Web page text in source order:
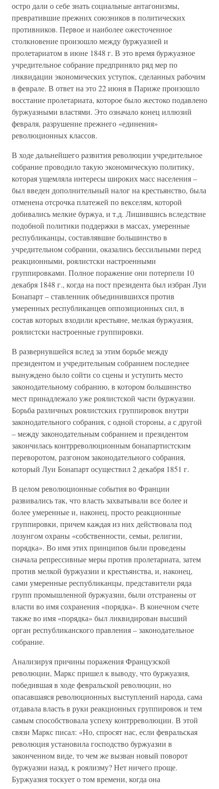
остро дали о себе знать социальные антагонизмы,
превратившие прежних союзников в политических
противников. Первое и наиболее ожесточенное
столкновение произошло между буржуазией и
пролетариатом в июне 1848 г. В это время буржуазное
учредительное собрание предприняло ряд мер по
ликвидации экономических уступок, сделанных рабочим
в феврале. В ответ на это 22 июня в Париже произошло
восстание пролетариата, которое было жестоко подавлено
буржуазными властями. Это означало конец иллюзий
февраля, разрушение прежнего «единения»
революционных классов.
В ходе дальнейшего развития революции учредительное
собрание проводило такую экономическую политику,
которая ущемляла интересы широких масс населения –
был введен дополнительный налог на крестьянство, была
отменена отсрочка платежей по векселям, которой
добивались мелкие буржуа, и т.д. Лишившись вследствие
подобной политики поддержки в массах, умеренные
республиканцы, составлявшие большинство в
учредительном собрании, оказались бессильными перед
реакционными, роялистски настроенными
группировками. Полное поражение они потерпели 10
декабря 1848 г., когда на пост президента был избран Луи
Бонапарт – ставленник объединившихся против
умеренных республиканцев оппозиционных сил, в
состав которых входили крестьяне, мелкая буржуазия,
роялистски настроенные группировки.
В развернувшейся вслед за этим борьбе между
президентом и учредительным собранием последнее
вынуждено было сойти со сцены и уступить место
законодательному собранию, в котором большинство
мест принадлежало уже роялистской части буржуазии.
Борьба различных роялистских группировок внутри
законодательного собрания, с одной стороны, а с другой
– между законодательным собранием и президентом
закончилась контрреволюционным бонапартистским
переворотом, разгоном законодательного собрания,
который Луи Бонапарт осуществил 2 декабря 1851 г.
В целом революционные события во Франции
развивались так, что власть захватывали все более и
более умеренные и, наконец, просто реакционные
группировки, причем каждая из них действовала под
лозунгом охраны «собственности, семьи, религии,
порядка». Во имя этих принципов были проведены
сначала репрессивные меры против пролетариата, затем
против мелкой буржуазии и крестьянства, и, наконец,
сами умеренные республиканцы, представители ряда
групп промышленной буржуазии, были отстранены от
власти во имя сохранения «порядка». В конечном счете
также во имя «порядка» был ликвидирован высший
орган республиканского правления – законодательное
собрание.
Анализируя причины поражения Французской
революции, Маркс пришел к выводу, что буржуазия,
победившая в ходе февральской революции, но
опасавшаяся революционных выступлений народа, сама
отдавала власть в руки реакционных группировок и тем
самым способствовала успеху контрреволюции. В этой
связи Маркс писал: «Но, спросят нас, если февральская
революция установила господство буржуазии в
законченном виде, то чем же вызван новый поворот
буржуазии назад, к роялизму? Нет ничего проще.
Буржуазия тоскует о том времени, когда она